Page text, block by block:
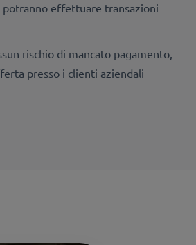
effettuare transazioni
rischio di mancato pagamento,
presso i clienti aziendali